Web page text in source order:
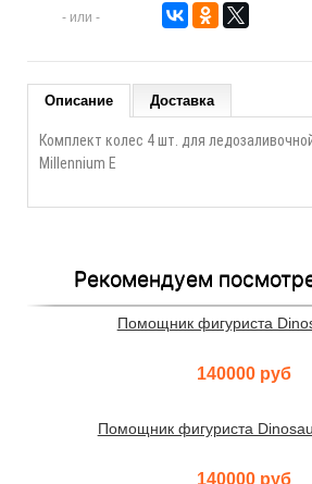
- или -
Описание Доставка
Комплект колес 4 шт. для
Millennium E
Рекомендуем
Помощник фигуриста
140000 руб
Помощник фигуриста
140000 руб